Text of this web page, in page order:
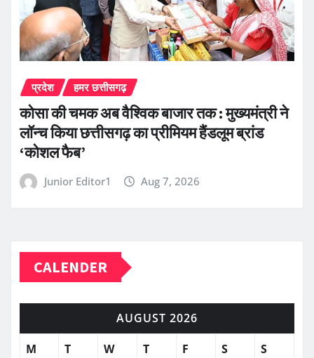
प्रदेश हमर छत्तीसगढ़
कोसा की चमक अब वैश्विक बाजार तक : मुख्यमंत्री ने
लॉन्च किया छत्तीसगढ़ का प्रीमियम हैंडलूम ब्रांड
‘कोशल फैब’
Junior Editor1 Aug 7, 2026
CALENDER
AUGUST 2026
M
T W T F S S